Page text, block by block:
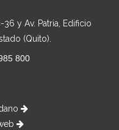
36 y Av. Patria, Edificio
(Quito).
800